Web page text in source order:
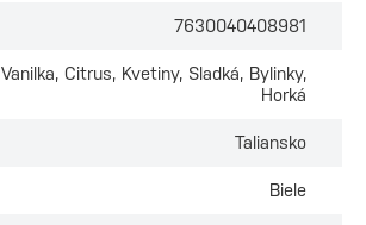
7630040408981
Vanilka, Citrus, Kvetiny, Sladká, Bylinky,
Horká
Taliansko
Biele